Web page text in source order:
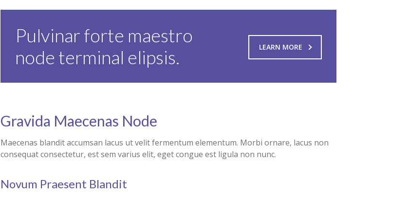
Pulvinar forte maestro
node terminal elipsis.
LEARN MORE
Gravida Maecenas Node
Maecenas blandit accumsan lacus ut velit fermentum elementum. Morbi ornare, lacus non
consequat consectetur, est sem varius elit, eget congue est ligula non nunc.
Novum Praesent Blandit